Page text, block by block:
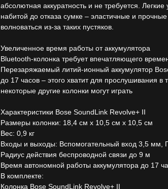
абсолютная аккуратность и не требуется.
набитой до отказа сумке – эластичные и
волноваться из-за таких пустяков.
Увеличенное время работы от аккумулятора
Bluetooth-колонка требует впечатляющего
Перезаряжаемый литий-ионный аккумулятор
до 17 часов – этого хватит для прослушивания в
некоторые другие колонки могут играть
Характеристики Bose SoundLink Revolve+ II
Размеры колонки: 18,4 см x 10,5 см x 10,5 см
Вес: 0,9 кг
Входы и выходы: Вспомогательный вход 3,5 мм,
Радиус действия беспроводной связи до 9 м
Время автономной работы аккумулятора до 17
В комплекте:
Колонка Bose SoundLink Revolve+ II